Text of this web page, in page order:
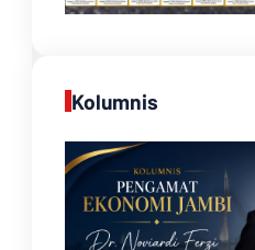
Kolumnis